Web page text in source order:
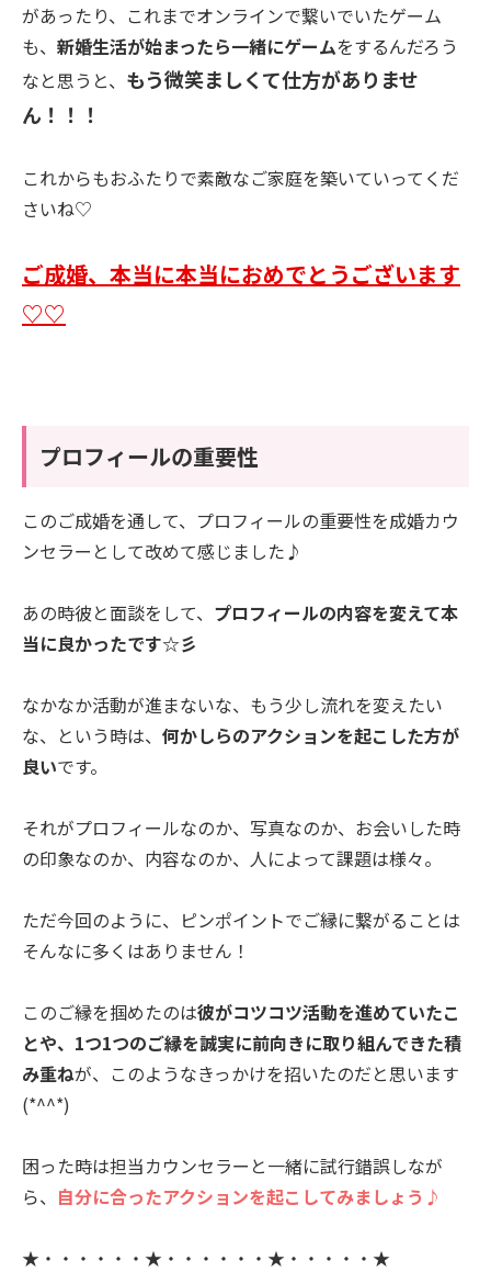
があったり、これまでオンラインで繋いでいたゲーム
も、 新婚生活が始まったら一緒にゲームをするんだろう
なと思うと、 もう微笑ましくて仕方がありませ
ん！！！
これからもおふたりで素敵なご家庭を築いていってくだ
さいね♡
ご成婚、本当に本当におめでとうございます
♡♡
プロフィールの重要性
このご成婚を通して、プロフィールの重要性を成婚カウ
ンセラーとして改めて感じました♪
あの時彼と面談をして、 プロフィールの内容を変えて本
当に良かったです☆彡
なかなか活動が進まないな、もう少し流れを変えたい
な、という時は、 何かしらのアクションを起こした方が
良いです。
それがプロフィールなのか、写真なのか、お会いした時
の印象なのか、内容なのか、人によって課題は様々。
ただ今回のように、ピンポイントでご縁に繋がることは
そんなに多くはありません！
このご縁を掴めたのは彼がコツコツ活動を進めていたこ
とや、1つ1つのご縁を誠実に前向きに取り組んできた積
み重ねが、このようなきっかけを招いたのだと思います
(*^^*)
困った時は担当カウンセラーと一緒に試行錯誤しなが
ら、 自分に合ったアクションを起こしてみましょう♪
★・・・・・・★・・・・・・★・・・・・★